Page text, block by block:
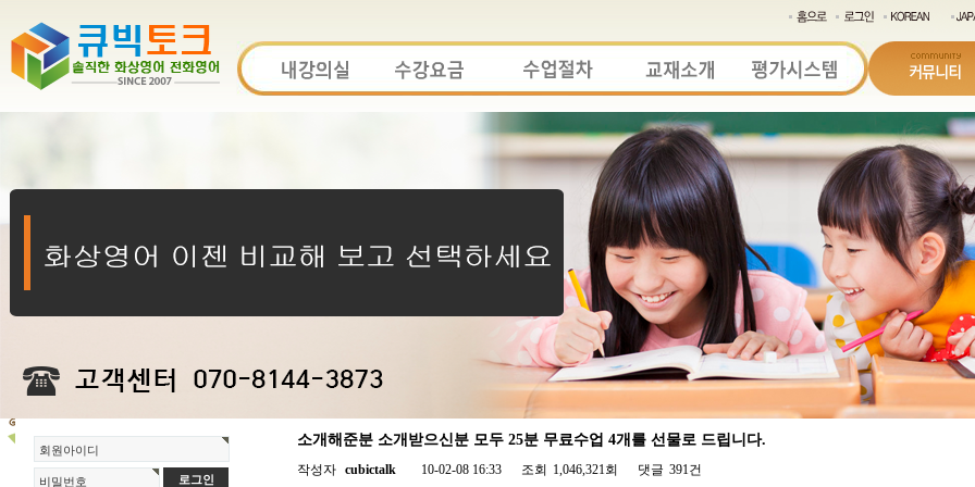
회원아이디
비밀번호
소개해준분 소개받으신분 모두 25분 무료수업 4개를 선물로 드립니다.
작성자 cubictalk 10-02-08 16:33 조회 1,046,321회 댓글 391건